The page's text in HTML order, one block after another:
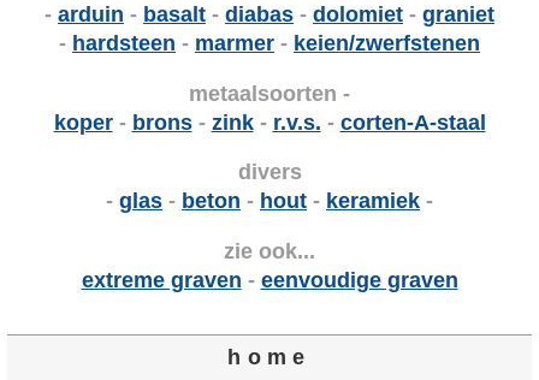
- arduin - basalt - diabas - dolomiet - graniet
- hardsteen - marmer - keien/zwerfstenen
metaalsoorten -
koper- brons- zink- r.v.s. - corten-A-staal
divers
- glas - beton - hout - keramiek -
zie ook...
extreme graven - eenvoudige graven
home